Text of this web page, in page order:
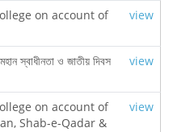
on account of
view
স্বাধীনতা ও জাতীয় দিবস
view
on account of
Shab-e-Qadar &
view